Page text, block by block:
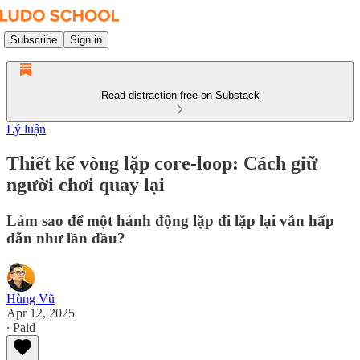
Subscribe Sign in
Read distraction-free on Substack
Lý luận
Thiết kế vòng lặp core-loop: Cách giữ
người chơi quay lại
Làm sao để một hành động lặp đi lặp lại vẫn hấp
dẫn như lần đầu?
Hùng Vũ
Apr 12, 2025
∙ Paid